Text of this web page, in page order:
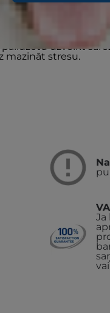
Biome Stress
stresu kaķiem,
šķiedrvielu
laikā. Gatavota ar
uzveikt
mazināt stresu.
Ja